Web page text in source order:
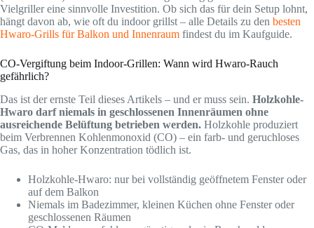
Vielgriller eine sinnvolle Investition. Ob sich das für dein Setup lohnt,
hängt davon ab, wie oft du indoor grillst – alle Details zu den besten
Hwaro-Grills für Balkon und Innenraum findest du im Kaufguide.
CO-Vergiftung beim Indoor-Grillen: Wann wird Hwaro-Rauch
gefährlich?
Das ist der ernste Teil dieses Artikels – und er muss sein. Holzkohle-
Hwaro darf niemals in geschlossenen Innenräumen ohne
ausreichende Belüftung betrieben werden. Holzkohle produziert
beim Verbrennen Kohlenmonoxid (CO) – ein farb- und geruchloses
Gas, das in hoher Konzentration tödlich ist.
Holzkohle-Hwaro: nur bei vollständig geöffnetem Fenster oder
auf dem Balkon
Niemals im Badezimmer, kleinen Küchen ohne Fenster oder
geschlossenen Räumen